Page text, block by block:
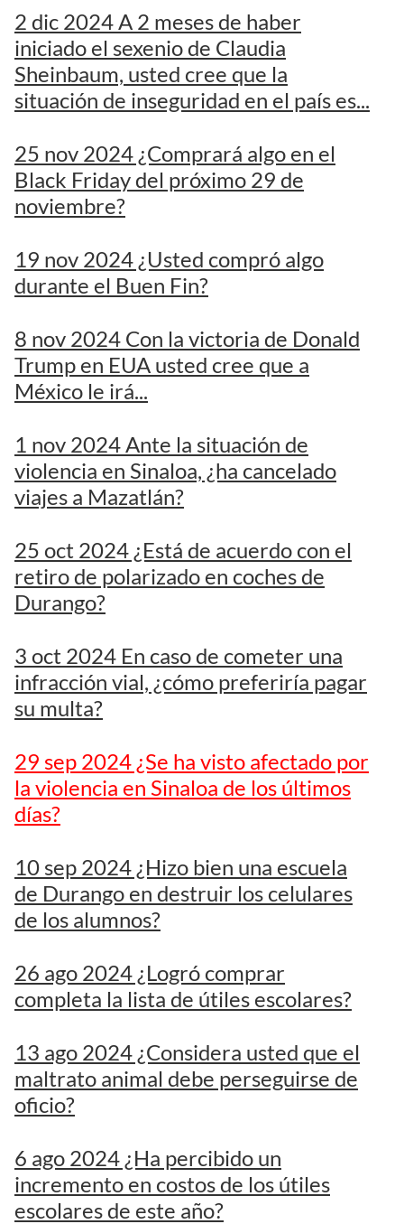
2 dic 2024 A 2 meses de haber
iniciado el sexenio de Claudia
Sheinbaum, usted cree que la
situación de inseguridad en el país es...
25 nov 2024 ¿Comprará algo en el
Black Friday del próximo 29 de
noviembre?
19 nov 2024 ¿Usted compró algo
durante el Buen Fin?
8 nov 2024 Con la victoria de Donald
Trump en EUA usted cree que a
México le irá...
1 nov 2024 Ante la situación de
violencia en Sinaloa, ¿ha cancelado
viajes a Mazatlán?
25 oct 2024 ¿Está de acuerdo con el
retiro de polarizado en coches de
Durango?
3 oct 2024 En caso de cometer una
infracción vial, ¿cómo preferiría pagar
su multa?
29 sep 2024 ¿Se ha visto afectado por
la violencia en Sinaloa de los últimos
días?
10 sep 2024 ¿Hizo bien una escuela
de Durango en destruir los celulares
de los alumnos?
26 ago 2024 ¿Logró comprar
completa la lista de útiles escolares?
13 ago 2024 ¿Considera usted que el
maltrato animal debe perseguirse de
oficio?
6 ago 2024 ¿Ha percibido un
incremento en costos de los útiles
escolares de este año?